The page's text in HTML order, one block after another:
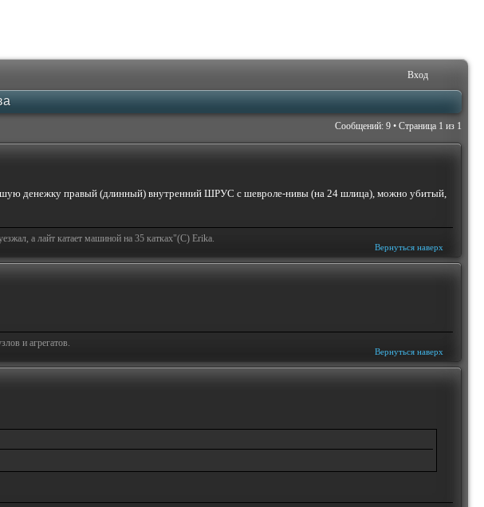
Вход
Сообщений: 9 • Страница 1 из 1
денежку правый (длинный) внутренний ШРУС с шевроле-нивы (на 24 шлица), можно убитый,
а лайт катает машиной на 35 катках"(С) Erika.
Вернуться наверх
и агрегатов.
Вернуться наверх